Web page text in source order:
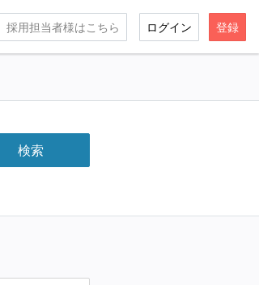
採用担当者様はこちら ログイン 登録